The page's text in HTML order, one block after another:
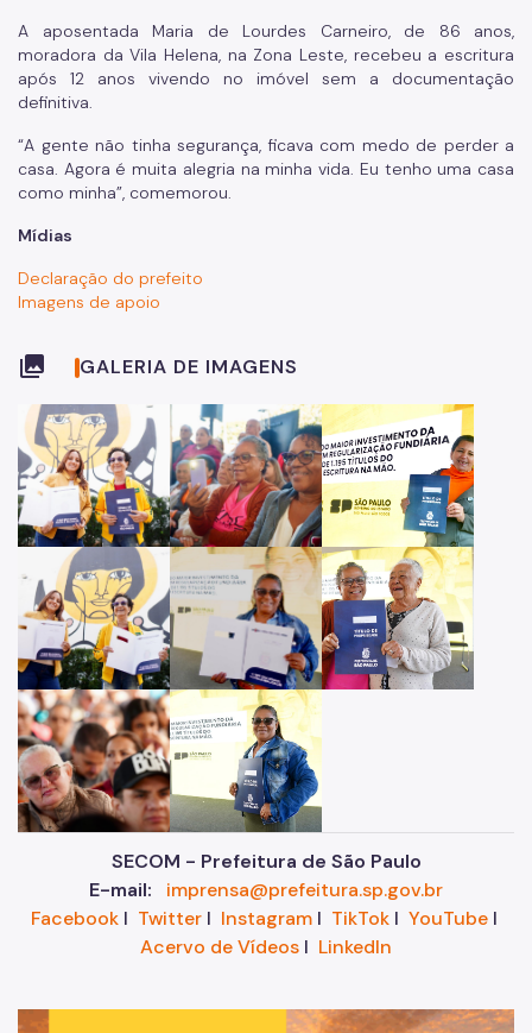
A aposentada Maria de Lourdes Carneiro, de 86 anos,
moradora da Vila Helena, na Zona Leste, recebeu a escritura
após 12 anos vivendo no imóvel sem a documentação
definitiva.
“A gente não tinha segurança, ficava com medo de perder a
casa. Agora é muita alegria na minha vida. Eu tenho uma casa
como minha”, comemorou.
Mídias
Declaração do prefeito
Imagens de apoio
collections GALERIA DE IMAGENS
SECOM - Prefeitura de São Paulo
E-mail:
imprensa@prefeitura.sp.gov.br
FacebookI TwitterI InstagramI TikTokI YouTubeI
Acervo de Vídeos I LinkedIn